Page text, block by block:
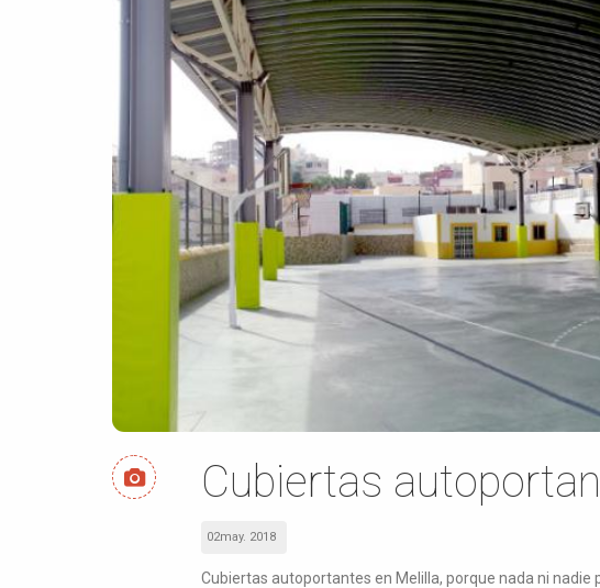
Cubiertas
02may. 2018
Cubiertas autoportantes en Melilla, porque nada ni